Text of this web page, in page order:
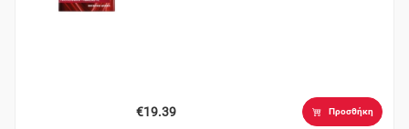
€19.39 Προσθήκη